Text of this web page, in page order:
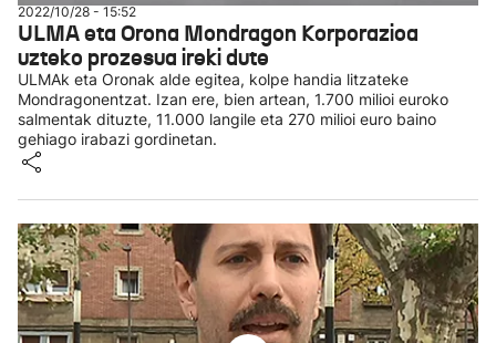
2022/10/28 - 15:52
ULMA eta Orona Mondragon Korporazioa
uzteko prozesua ireki dute
ULMAk eta Oronak alde egitea, kolpe handia litzateke
Mondragonentzat. Izan ere, bien artean, 1.700 milioi euroko
salmentak dituzte, 11.000 langile eta 270 milioi euro baino
gehiago irabazi gordinetan.